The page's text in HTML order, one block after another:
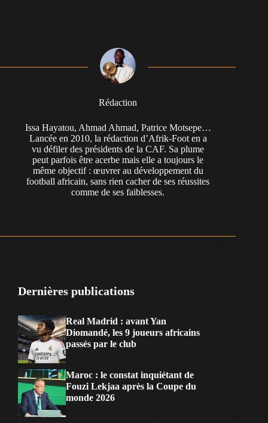
Rédaction
Issa Hayatou, Ahmad Ahmad, Patrice Motsepe…
Lancée en 2010, la rédaction d’Afrik-Foot en a
vu défiler des présidents de la CAF. Sa plume
peut parfois être acerbe mais elle a toujours le
même objectif : œuvrer au développement du
football africain, sans rien cacher de ses réussites
comme de ses faiblesses.
Dernières publications
Real Madrid : avant Yan
Diomandé, les 9 joueurs africains
passés par le club
Maroc : le constat inquiétant de
Fouzi Lekjaa après la Coupe du
monde 2026